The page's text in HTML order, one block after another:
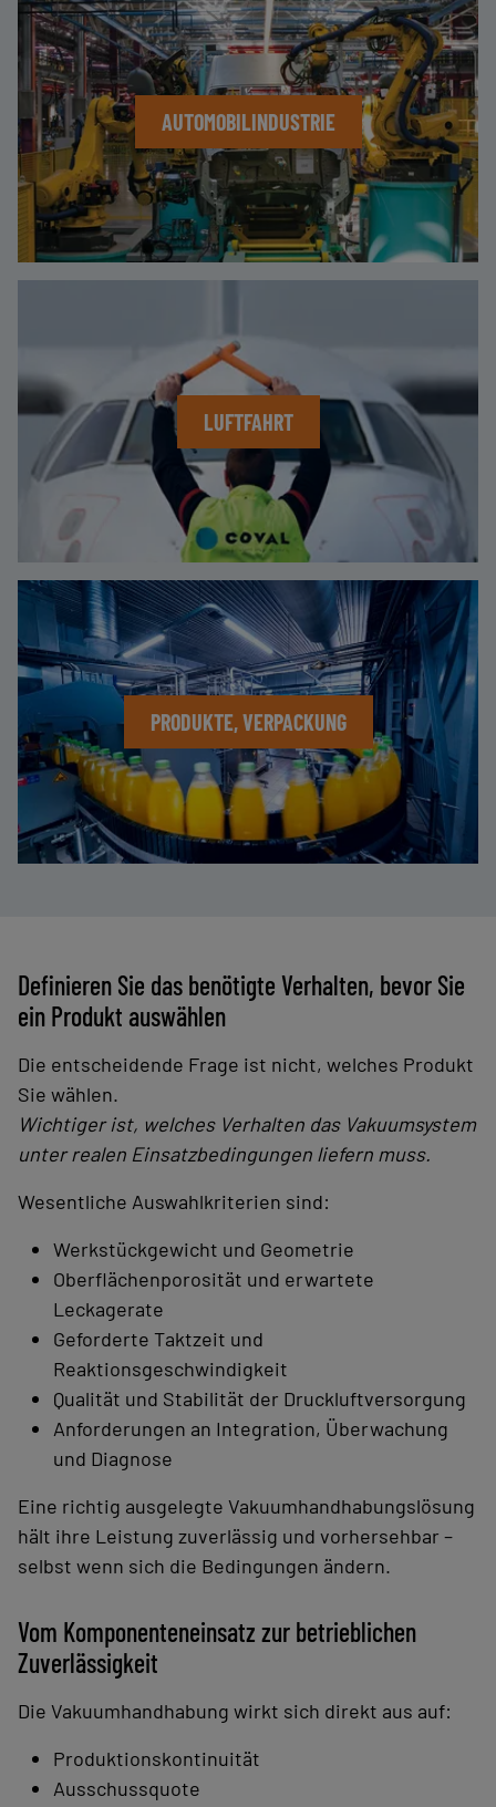
AUTOMOBILINDUSTRIE
LUFTFAHRT
PRODUKTE, VERPACKUNG
Definieren Sie das benötigte Verhalten, bevor Sie
ein Produkt auswählen
Die entscheidende Frage ist nicht, welches Produkt
Sie wählen.
Wichtiger ist, welches Verhalten das Vakuumsystem
unter realen Einsatzbedingungen liefern muss.
Wesentliche Auswahlkriterien sind:
Werkstückgewicht und Geometrie
Oberflächenporosität und erwartete
Leckagerate
Geforderte Taktzeit und
Reaktionsgeschwindigkeit
Qualität und Stabilität der Druckluftversorgung
Anforderungen an Integration, Überwachung
und Diagnose
Eine richtig ausgelegte Vakuumhandhabungslösung
hält ihre Leistung zuverlässig und vorhersehbar –
selbst wenn sich die Bedingungen ändern.
Vom Komponenten­einsatz zur betrieblichen
Zuverlässigkeit
Die Vakuumhandhabung wirkt sich direkt aus auf:
Produktionskontinuität
Ausschussquote